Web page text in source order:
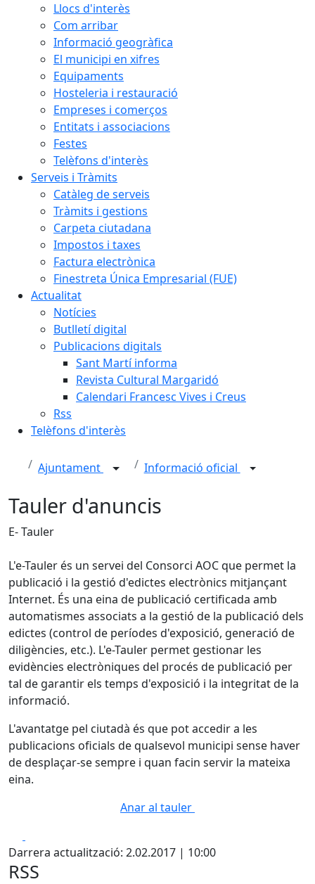
Llocs d'interès
Com arribar
Informació geogràfica
El municipi en xifres
Equipaments
Hosteleria i restauració
Empreses i comerços
Entitats i associacions
Festes
Telèfons d'interès
Serveis i Tràmits
Catàleg de serveis
Tràmits i gestions
Carpeta ciutadana
Impostos i taxes
Factura electrònica
Finestreta Única Empresarial (FUE)
Actualitat
Notícies
Butlletí digital
Publicacions digitals
Sant Martí informa
Revista Cultural Margaridó
Calendari Francesc Vives i Creus
Rss
Telèfons d'interès
Ajuntament Informació oficial
Tauler d'anuncis
E- Tauler
L'e-Tauler és un servei del Consorci AOC que permet la
publicació i la gestió d'edictes electrònics mitjançant
Internet. És una eina de publicació certificada amb
automatismes associats a la gestió de la publicació dels
edictes (control de períodes d'exposició, generació de
diligències, etc.). L'e-Tauler permet gestionar les
evidències electròniques del procés de publicació per
tal de garantir els temps d'exposició i la integritat de la
informació.
L'avantatge pel ciutadà és que pot accedir a les
publicacions oficials de qualsevol municipi sense haver
de desplaçar-se sempre i quan facin servir la mateixa
eina.
Anar al tauler
Darrera actualització: 2.02.2017 | 10:00
RSS